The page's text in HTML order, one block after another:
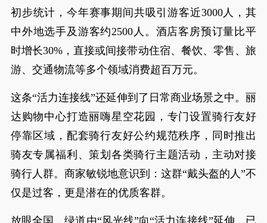
初步统计，今年赛事期间共吸引游客近3000人，其
中外地选手及游客约2500人。酒店客房预订量比平
时增长30%，直接或间接带动住宿、餐饮、零售、旅
游、交通物流等多个领域消费超百万元。
这条“活力连接线”还延伸到了日常商业场景之中。丽
达购物中心打造丽嗨星空花园，专门设置骑行友好
停靠区域，配套骑行友好公约规范秩序，同时推出
骑友专属福利、策划各类骑行主题活动，主动对接
骑行人群。商家敏锐地意识到：这群“戴头盔的人”不
仅是过客，更是潜在的优质客群。
放眼全国，绿道由“风光线”向“活力连接线”延伸，已